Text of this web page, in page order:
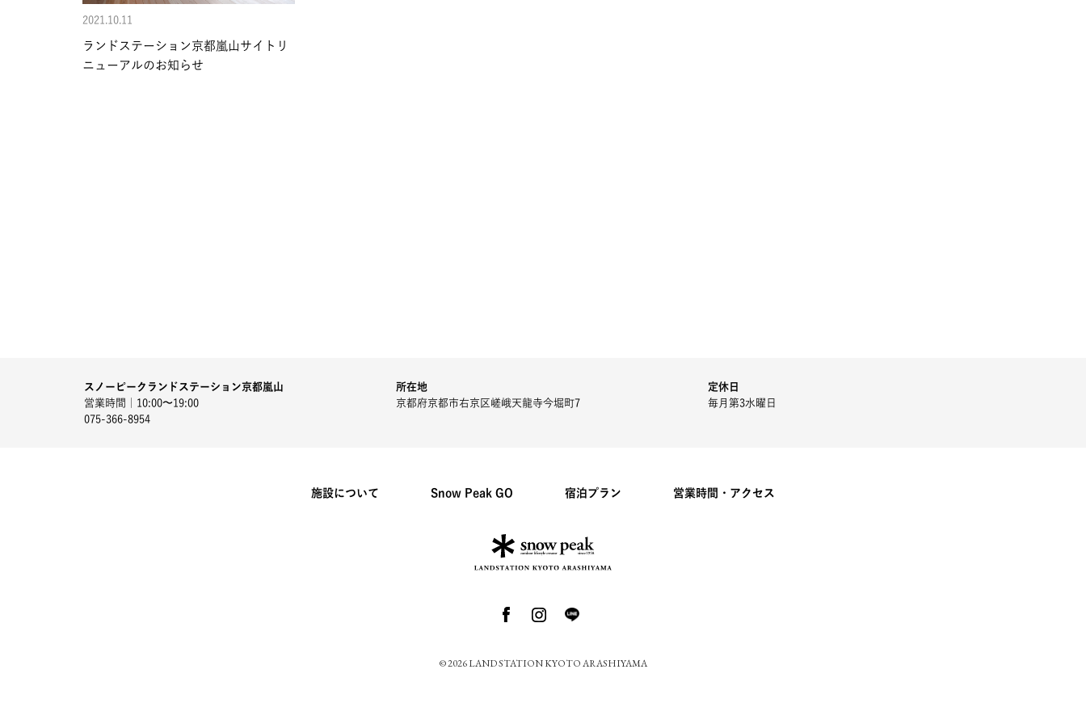
2021.10.11
ランドステーション京都嵐山サイトリ
ニューアルのお知らせ
スノーピークランドステーション京都嵐山
営業時間｜10:00〜19:00
075-366-8954
所在地
京都府京都市右京区嵯峨天龍寺今堀町7
定休日
毎月第3水曜日
施設について Snow Peak GO 宿泊プラン 営業時間・アクセス
© 2026 LAND STATION KYOTO ARASHIYAMA